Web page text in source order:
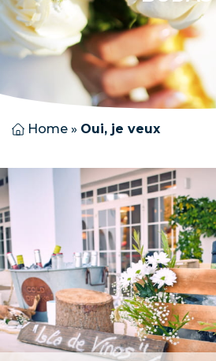
Home » Oui, je veux